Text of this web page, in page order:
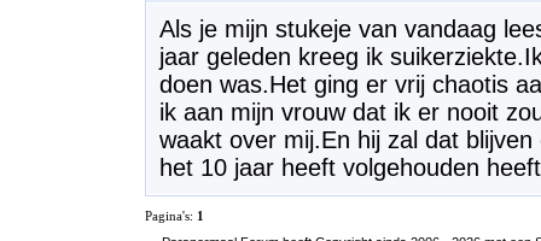
Als je mijn stukeje van vandaag
jaar geleden kreeg ik
doen was.Het ging er vrij chaotis
ik aan mijn vrouw dat ik er nooit
waakt over mij.En hij zal dat
het 10 jaar heeft volgehouden
Pagina's: 1